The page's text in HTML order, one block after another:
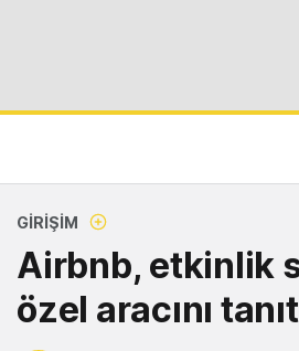
GIRIŞIM
Airbnb, etkinlik
özel aracını